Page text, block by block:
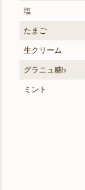
塩
たまご
生クリーム
グラニュ糖b
ミント